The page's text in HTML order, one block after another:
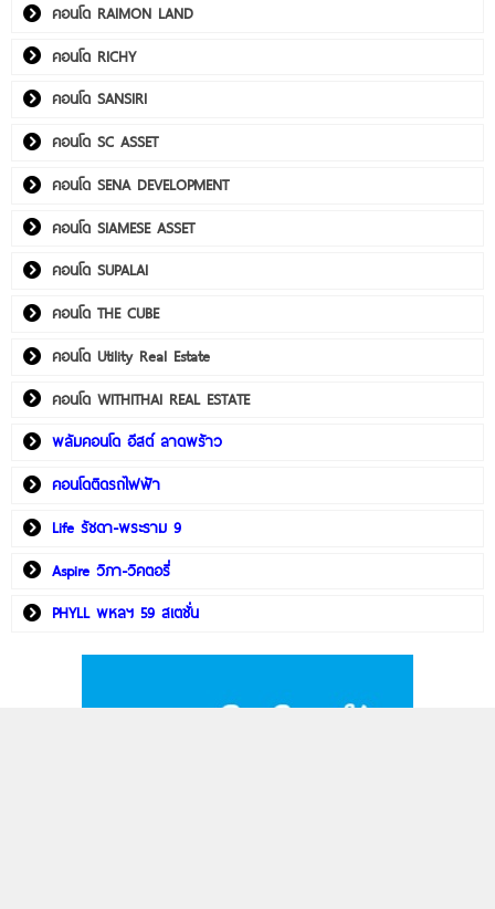
คอนโด RAIMON LAND
คอนโด RICHY
คอนโด SANSIRI
คอนโด SC ASSET
คอนโด SENA DEVELOPMENT
คอนโด SIAMESE ASSET
คอนโด SUPALAI
คอนโด THE CUBE
คอนโด Utility Real Estate
คอนโด WITHITHAI REAL ESTATE
พลัมคอนโด อีสต์ ลาดพร้าว
คอนโดติดรถไฟฟ้า
Life รัชดา-พระราม 9
Aspire วิภา-วิคตอรี่
PHYLL พหลฯ 59 สเตชั่น